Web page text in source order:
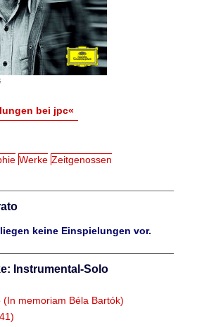
bei jpc«
Werke Zeitgenossen
keine Einspielungen vor.
Instrumental-Solo
(In memoriam Béla Bartók)